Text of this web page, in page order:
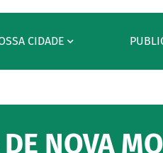
CIDADE
NOVA